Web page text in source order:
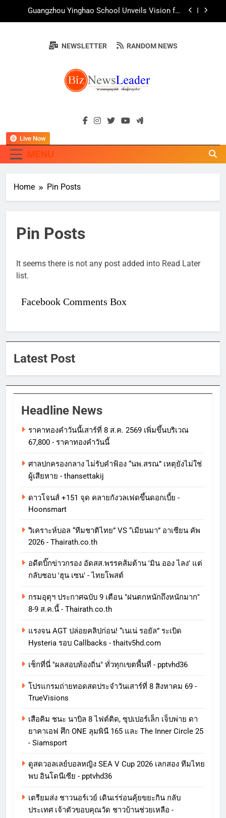
แนวคิด “90 วัน เก็บแต้มสุขภาพดี สิ่งดีๆ จะเกิดขึ้น”
Guangzhou Yinghao School Unveils Vision for
20 ปี ต่อยอดเสิร์ฟความอร่อย ยกเมนูระดับตำนาน
“ข้าวหน้าไก่ราชวงศ์” พุ่งทะยานสู่น่านฟ้า
ธุรกิจท่องเที่ยวไทย “ขายได้ ขายดี ขายนาน”
บ้านหนองสองห้องจัดใหญ่ “แห่เทียนพรรษา – ผ้าป่า
ซาเล้งปลอดเหล้าเข้าพรรษา 2569” ชูพลังชุมชน
สืบสานพุทธศาสนา สร้างสังคมปลอดเหล้า ภายใต้
AirAsia X SEE FAH พันธมิตรทางธุรกิจยาวนานกว่า
ททท. ร่วมมือกับ จุฬาลงกรณ์มหาวิทยาลัย จัดสัมมนา
ทางวิชาการและการตลาดเชิงรุก แนะเคล็ดลับปรับ
ธุรกิจท่องเที่ยวไทย “ขายได้ ขายดี ขายนาน”
BIZNEWSLEADER
"ครอบคลุมทุกมิติ เพื่อ…ผู้นำธุรกิจ"
NEWSLETTER RANDOM NEWS
MENU
Live Now
Home Pin Posts
Pin Posts
It seems there is not any post added into Read Later
list.
Facebook Comments Box
Latest Post
Headline News
ราคาทองคําวันนี้เสาร์ที่ 8 ส.ค. 2569 เพิ่มขึ้นบริเวณ
67,800 - ราคาทองคําวันนี้
ศาลปกครองกลาง ไม่รับคำฟ้อง “นพ.สรณ” เหตุยังไม่ใช่
ผู้เสียหาย - thansettakij
ดาวโจนส์ +151 จุด คลายกังวลเฟดขึ้นดอกเบี้ย -
Hoonsmart
วิเคราะห์บอล “ทีมชาติไทย” VS “เมียนมา” อาเซียน คัพ
2026 - Thairath.co.th
อดีตบิ๊กข่าวกรอง อัดสส.พรรคส้มต้าน 'มิน ออง ไลง' แต่
กลับชอบ 'ฮุน เซน' - ไทยโพสต์
กรมอุตุฯ ประกาศฉบับ 9 เตือน "ฝนตกหนักถึงหนักมาก"
8-9 ส.ค.นี้ - Thairath.co.th
แรงจน AGT ปล่อยคลิปก่อน! “เนเน่ รอยัล” ระเบิด
Hysteria รอบ Callbacks - thaitv5hd.com
เช็กที่นี่ "ผลสอบท้องถิ่น" ทั่วทุกเขตพื้นที่ - pptvhd36
โปรแกรมถ่ายทอดสดประจำวันเสาร์ที่ 8 สิงหาคม 69 -
TrueVisions
เสือคิม ชนะ นาบิล 8 ไฟต์ติด, ซุปเปอร์เล็ก เจ็บพ่าย ดา
ยาคาเอฟ ศึก ONE ลุมพินี 165 และ The Inner Circle 25
- Siamsport
ดูสดวอลเลย์บอลหญิง SEA V Cup 2026 เลกสอง ทีมไทย
พบ อินโดนีเซีย - pptvhd36
เตรียมส่ง ชาวนอร์เวย์ เดินเร่ร่อนคุ้ยขยะกิน กลับ
ประเทศ เจ้าตัวขอบคุณวัด ชาวบ้านช่วยเหลือ -